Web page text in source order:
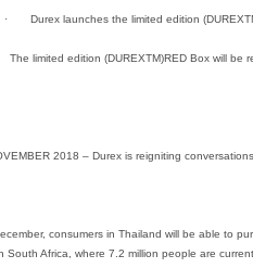
· Durex launches the limited edition
limited edition (DUREXTM)RED Box will be
2018 – Durex is reigniting
consumers in Thailand will be able to
South Africa, where 7.2 million people are